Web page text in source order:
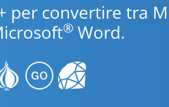
per convertire tra
® Word.